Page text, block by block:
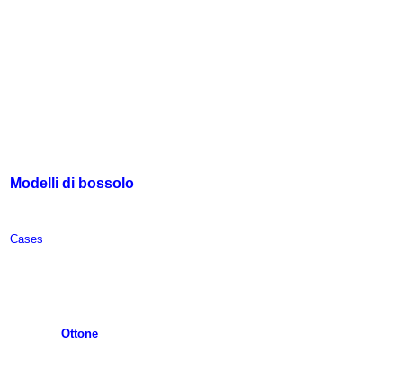
Modelli di bossolo
Cases
Ottone